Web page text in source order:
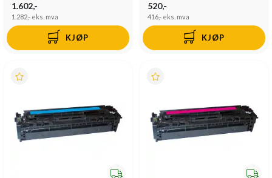
1.602,-
1.282,- eks. mva
KJØP
520,-
416,- eks. mva
KJØP